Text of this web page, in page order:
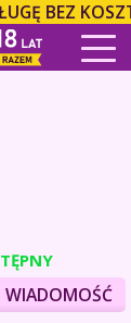
BEZ
WIADOMOŚĆ